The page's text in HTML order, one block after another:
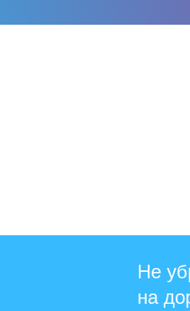
Не
на